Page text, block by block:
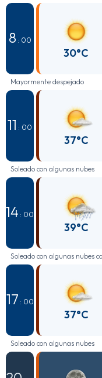
8 : 00
30°C
Mayormente despejado
11 : 00
37°C
Soleado con algunas nubes
14 : 00
39°C
Soleado con algunas nubes
17 : 00
37°C
Soleado con algunas nubes